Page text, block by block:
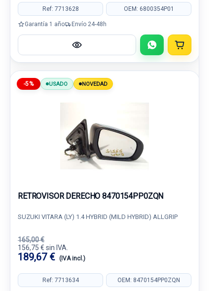
Ref: 7713628 OEM: 6800354P01
Garantía 1 año Envío 24-48h
-5% USADO NOVEDAD
RETROVISOR DERECHO 8470154PP0ZQN
SUZUKI VITARA (LY) 1.4 HYBRID (MILD HYBRID) ALLGRIP
165,00 €
156,75 € sin IVA.
189,67 € (IVA incl.)
Ref: 7713634 OEM: 8470154PP0ZQN